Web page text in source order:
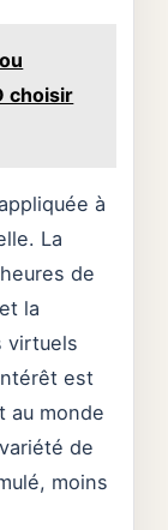
choisir
à
La
de
la
virtuels
est
au monde
de
moins